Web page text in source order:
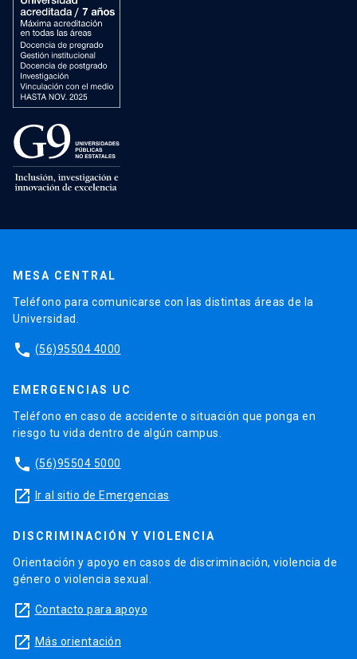
MESA CENTRAL
Teléfono para comunicarse con las distintas áreas de la
Universidad.
phone (56)95504 4000
EMERGENCIAS UC
Teléfono en caso de accidente o situación que ponga en
riesgo tu vida dentro de algún campus.
phone (56)95504 5000
launch Ir al sitio de Emergencias
DISCRIMINACIÓN Y VIOLENCIA
Orientación y apoyo en casos de discriminación, violencia de
género o violencia sexual.
launch Contacto para apoyo
launch Más orientación